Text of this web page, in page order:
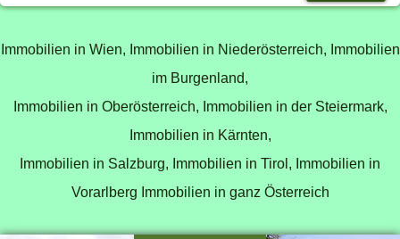
Immobilien in Wien, Immobilien in Niederösterreich, Immobilien
im Burgenland,
Immobilien in Oberösterreich, Immobilien in der Steiermark,
Immobilien in Kärnten,
Immobilien in Salzburg, Immobilien in Tirol, Immobilien in
Vorarlberg Immobilien in ganz Österreich